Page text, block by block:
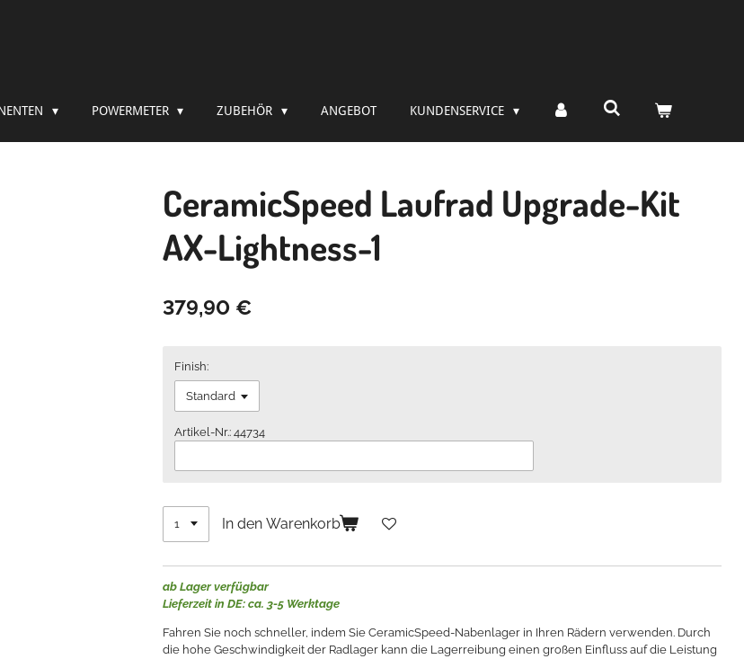
POWERMETER ZUBEHÖR ANGEBOT KUNDENSERVICE
CeramicSpeed Laufrad Upgrade-Kit
AX-Lightness-1
379,90 €
Finish:
Artikel-Nr.: 44734
In den Warenkorb
ab Lager verfügbar
Lieferzeit in DE: ca. 3-5 Werktage
Fahren Sie noch schneller, indem Sie CeramicSpeed-Nabenlager in Ihren Rädern verwenden. Durch
die hohe Geschwindigkeit der Radlager kann die Lagerreibung einen großen Einfluss auf die Leistung